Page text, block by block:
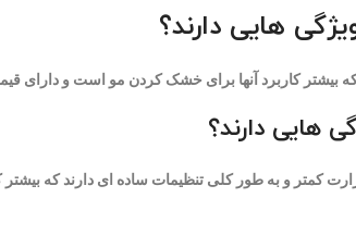
هایی دارند؟
بیشتر کاربرد آنها برای خشک کردن مو است و دارای
هایی دارند؟
کمتر و به طور کلی تنظیمات ساده ای دارند که